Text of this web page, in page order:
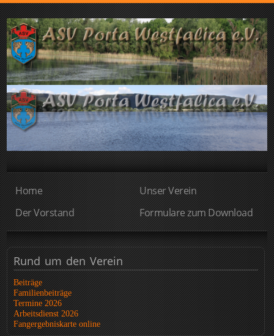
Home
Unser Verein
Der Vorstand
Formulare zum Download
Rundum den Verein
Beiträge
Familienbeiträge
Termine 2026
Arbeitsdienst 2026
Fangergebniskarte online